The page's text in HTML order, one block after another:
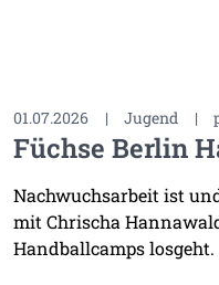
01.07.2026 | Jugend |
Füchse Berlin
Nachwuchsarbeit ist
mit Chrischa
Handballcamps losgeht.